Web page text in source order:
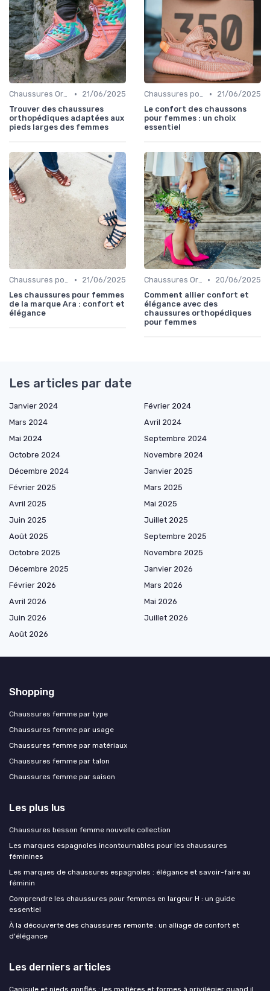
Chaussures Orthopédiques •
21/06/2025
Trouver des chaussures
orthopédiques adaptées aux
pieds larges des femmes
Chaussures pour Occasions Spéciales •
21/06/2025
Le confort des chaussons
pour femmes : un choix
essentiel
Chaussures pour Occasions Spéciales •
21/06/2025
Les chaussures pour femmes
de la marque Ara : confort et
élégance
Chaussures Orthopédiques •
20/06/2025
Comment allier confort et
élégance avec des
chaussures orthopédiques
pour femmes
Les articles par date
Janvier 2024
Février 2024
Mars 2024
Avril 2024
Mai 2024
Septembre 2024
Octobre 2024
Novembre 2024
Décembre 2024
Janvier 2025
Février 2025
Mars 2025
Avril 2025
Mai 2025
Juin 2025
Juillet 2025
Août 2025
Septembre 2025
Octobre 2025
Novembre 2025
Décembre 2025
Janvier 2026
Février 2026
Mars 2026
Avril 2026
Mai 2026
Juin 2026
Juillet 2026
Août 2026
Shopping
Chaussures femme par type
Chaussures femme par usage
Chaussures femme par matériaux
Chaussures femme par talon
Chaussures femme par saison
Les plus lus
Chaussures besson femme nouvelle collection
Les marques espagnoles incontournables pour les chaussures
féminines
Les marques de chaussures espagnoles : élégance et savoir-faire au
féminin
Comprendre les chaussures pour femmes en largeur H : un guide
essentiel
À la découverte des chaussures remonte : un alliage de confort et
d'élégance
Les derniers articles
Canicule et pieds gonflés : les matières et formes à privilégier quand il